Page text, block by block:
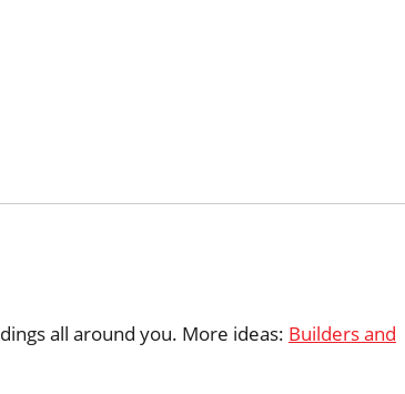
all around you. More ideas: Builders and